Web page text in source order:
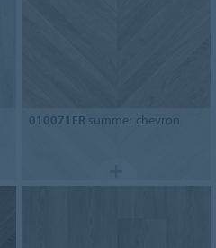
010071FR summer chevron